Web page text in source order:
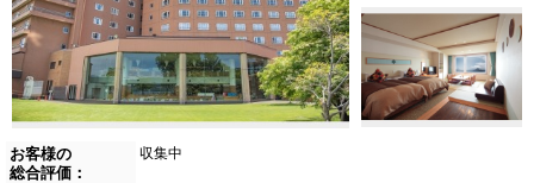
お客様の
総合評価：
収集中